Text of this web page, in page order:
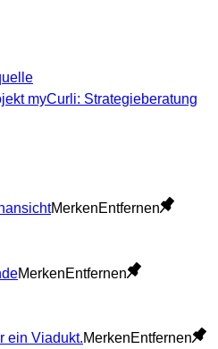
MerkenEntfernen
MerkenEntfernen
MerkenEntfernen